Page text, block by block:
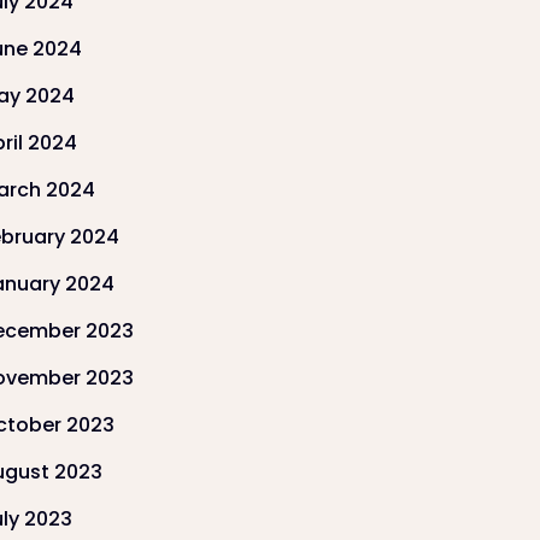
2024
2024
2024
2024
2024
2024
2023
2023
2023
2023
2023